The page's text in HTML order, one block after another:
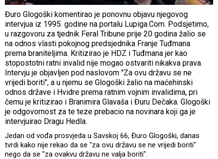
Đuro Glogoški komentirao je ponovnu objavu njegovog
intervjua iz 1995. godine na portalu Lupiga.Com. Podsjetimo,
u razgovoru za tjednik Feral Tribune prije 20 godina žalio se
na odnos vlasti pokojnog predsjednika Franje Tuđmana
prema braniteljima. Kritizirao je HDZ i Tuđmana jer kao
stopostotni ratni invalid nije mogao ostvariti nikakva prava.
Intervju je objavljen pod naslovom "Za ovu državu se ne
vrijedi boriti", a u njemu se Glogoški žalio na maćehinski
odnos države i Hvidre prema ratnim vojnim invalidima, pri
čemu je kritizirao i Branimira Glavaša i Đuru Dečaka. Glogoški
je odgovornost za te teze prebacio na novinara koji ga je
intervjuirao Dragu Hedla.
Jedan od vođa prosvjeda u Savskoj 66, Đuro Glogoški, danas
tvrdi kako nije rekao da se "za ovu državu se ne vrijedi boriti"
nego da se "za ovakvu državu ne valja boriti".